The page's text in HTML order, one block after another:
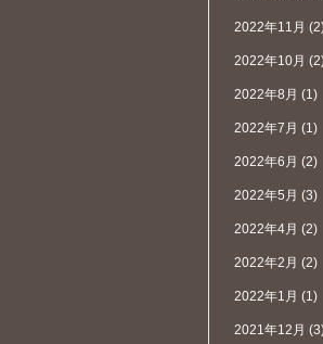
2022年11月
2022年10月
2022年8月 (1)
2022年7月 (1)
2022年6月 (2)
2022年5月 (3)
2022年4月 (2)
2022年2月 (2)
2022年1月 (1)
2021年12月